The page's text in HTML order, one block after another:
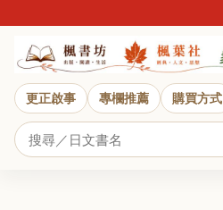
更正啟事 專欄推薦 購買方式